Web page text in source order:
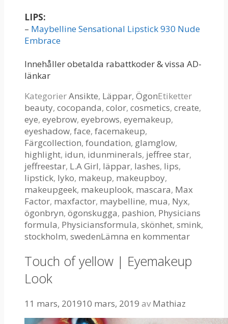
LIPS:
– Maybelline Sensational Lipstick 930 Nude
Embrace
Innehåller obetalda rabattkoder & vissa AD-
länkar
KategorierAnsikte, Läppar, ÖgonEtiketter
beauty, cocopanda, color, cosmetics, create,
eye, eyebrow, eyebrows, eyemakeup,
eyeshadow, face, facemakeup,
Färgcollection, foundation, glamglow,
highlight, idun, idunminerals, jeffree star,
jeffreestar, L.A Girl, läppar, lashes, lips,
lipstick, lyko, makeup, makeupboy,
makeupgeek, makeuplook, mascara, Max
Factor, maxfactor, maybelline, mua, Nyx,
ögonbryn, ögonskugga, pashion, Physicians
formula, Physiciansformula, skönhet, smink,
stockholm, swedenLämna en kommentar
Touch of yellow | Eyemakeup
Look
11 mars, 201910 mars, 2019 avMathiaz